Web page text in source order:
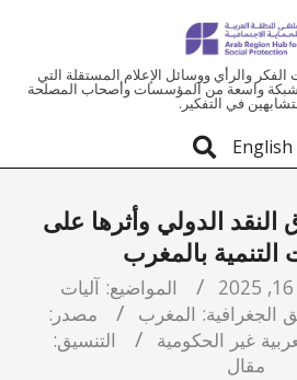
والرأي ووسائل الإعلام المستقلة التي
شبكة واسعة من المؤسسات وأصحاب المصلحة
في التفكير.
English
الدولي وأثرها على
بالمغرب
المواضيع: آليات
الجغرافية: المغرب
مصدر:
غير الحكومية
التنسيق:
مقال